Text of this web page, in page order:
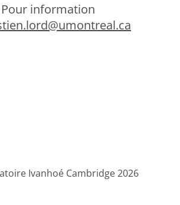
Pour information
Ivanhoé Cambridge 2026